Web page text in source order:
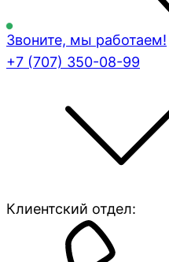
Звоните, мы работаем!
+7 (707) 350-08-99
Клиентский отдел: